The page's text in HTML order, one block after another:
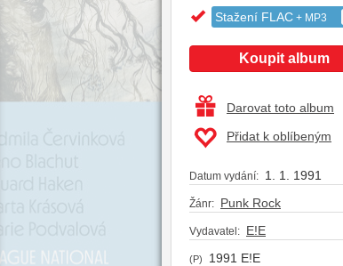
Stažení FLAC + MP3
Koupit album
Darovat toto album
Přidat k oblíbeným
Datum vydání: 1. 1. 1991
Žánr: Punk Rock
Vydavatel: E!E
(P) 1991 E!E